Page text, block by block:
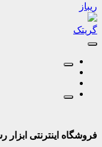
ریباز
گریتک
فروشگاه اینترنتی ابزار